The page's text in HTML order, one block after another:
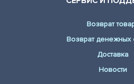
Возврат
Возврат денежных
Доставка
Новости